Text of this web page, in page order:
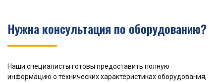
Нужна консультация по оборудованию?
Наши специалисты готовы предоставить полную
информацию о технических характеристиках оборудования,